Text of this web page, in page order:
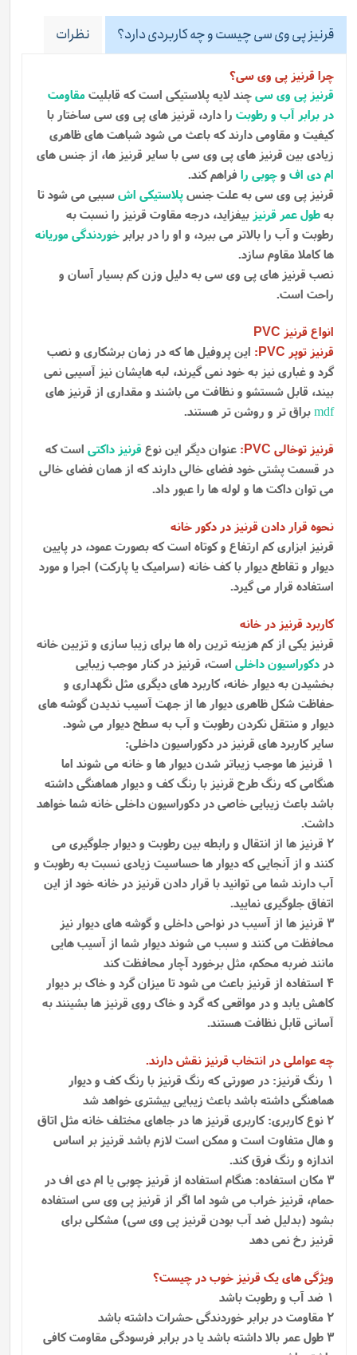
قرنیز پی وی سی چیست و چه کاربردی دارد؟ نظرات
چرا قرنیز پی وی سی؟
قرنیز پی وی سیچند لایه پلاستیکی است که قابلیتمقاومت
در برابر آب و رطوبت را دارد، قرنیز های پی وی سی ساختار با
کیفیت و مقاومی دارند که باعث می شود شباهت های ظاهری
زیادی بین قرنیز های پی وی سی با سایر قرنیز ها، از جنس های
ام دی اف وچوبی را فراهم کند.
قرنیز پی وی سی به علت جنسپلاستیکی اشسببی می شود تا
بهطول عمر قرنیز بیفزاید، درجه مقاوت قرنیز را نسبت به
رطوبت و آب را بالاتر می ببرد، و او را در برابر خوردندگی موریانه
ها کاملا مقاوم سازد.
نصب قرنیز های پی وی سی به دلیل وزن کم بسیار آسان و
راحت است.
انواع قرنیز PVC
قرنیز توپر PVC
: این پروفیل ها که در زمان برشکاری و نصب
گرد و غباری نیز به خود نمی گیرند، لبه هایشان نیز آسیبی نمی
بیند، قابل شستشو و نظافت می باشند و مقداری از قرنیز های
mdfبراق تر و روشن تر هستند.
قرنیز توخالی PVC
: عنوان دیگر این نوعقرنیز داکتی است که
در قسمت پشتی خود فضای خالی دارند که از همان فضای خالی
می توان داکت ها و لوله ها را عبور داد.
نحوه قرار دادن قرنیز در دکور خانه
قرنیز ابزاری کم ارتفاع و کوتاه است که بصورت عمود، در پایین
دیوار و تقاطع دیوار با کف خانه (سرامیک یا پارکت) اجرا و مورد
استفاده قرار می گیرد.
کاربرد قرنیز در خانه
قرنیز یکی از کم هزینه ترین راه ها برای زیبا سازی و تزیین خانه
در دکوراسیون داخلی است، قرنیز در کنار موجب زیبایی
بخشیدن به دیوار خانه، کاربرد های دیگری مثل نگهداری و
حفاظت شکل ظاهری دیوار ها از جهت آسیب ندیدن گوشه ‌های
دیوار و منتقل نکردن رطوبت و آب به سطح دیوار می‌ شود.
سایر کاربرد های قرنیز در دکوراسیون داخلی:
1 قرنیز ها موجب زیباتر شدن دیوار ها و خانه می شوند اما
هنگامی که رنگ طرح قرنیز با رنگ کف و دیوار هماهنگی داشته
باشد باعث زیبایی خاصی در دکوراسیون داخلی خانه شما خواهد
داشت.
2 قرنیز ها از انتقال و رابطه بین رطوبت و دیوار جلوگیری می
کنند و از آنجایی که دیوار ها حساسیت زیادی نسبت به رطوبت و
آب دارند شما می توانید با قرار دادن قرنیز در خانه خود از این
اتفاق جلوگیری نمایید.
3 قرنیز ها از آسیب در نواحی داخلی و گوشه های دیوار نیز
محافظت می کنند و سبب می شوند دیوار شما از آسیب هایی
مانند ضربه محکم، مثل برخورد آچار محافظت کند
4 استفاده از قرنیز باعث می شود تا میزان گرد و خاک بر دیوار
کاهش یابد و در مواقعی که گرد و خاک روی قرنیز ها بشینند به
آسانی قابل نظافت هستند.
چه عواملی در انتخاب قرنیز نقش دارند.
1 رنگ قرنیز: در صورتی که رنگ قرنیز با رنگ کف و دیوار
هماهنگی داشته باشد باعث زیبایی بیشتری خواهد شد
2 نوع کاربری: کاربری قرنیز ها در جاهای مختلف خانه مثل اتاق
و هال متفاوت است و ممکن است لازم باشد قرنیز بر اساس
اندازه و رنگ فرق کند.
3 مکان استفاده: هنگام استفاده از قرنیز چوبی یا ام دی اف در
حمام، قرنیز خراب می شود اما اگر از قرنیز پی وی سی استفاده
بشود (بدلیل ضد آب بودن قرنیز پی وی سی) مشکلی برای
قرنیز رخ نمی دهد
ویژگی های یک قرنیز خوب در چیست؟
1 ضد آب و رطوبت باشد
2 مقاومت در برابر خوردندگی حشرات داشته باشد
3 طول عمر بالا داشته باشد یا در برابر فرسودگی مقاومت کافی